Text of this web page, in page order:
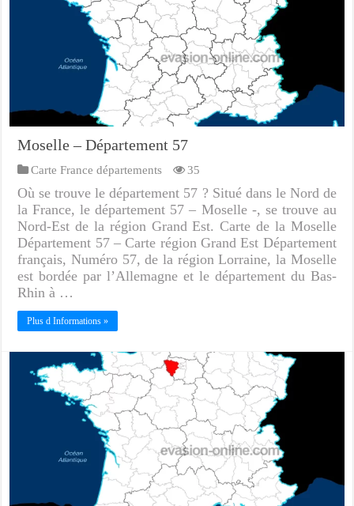
Moselle – Département 57
Carte France départements 35
Où se trouve le département 57 ? Situé dans le Nord de
la France, le département 57 – Moselle -, se trouve au
Nord-Est de la région Grand Est. Carte de la Moselle
Département 57 – Carte région Grand Est Département
français, Numéro 57, de la région Lorraine, la Moselle
est bordée par l’Allemagne et le département du Bas-
Rhin à …
Plus d Informations »